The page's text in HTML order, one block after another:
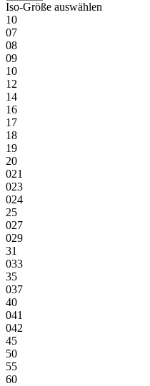
Iso-Größe auswählen
10
07
08
09
10
12
14
16
17
18
19
20
021
023
024
25
027
029
31
033
35
037
40
041
042
45
50
55
60